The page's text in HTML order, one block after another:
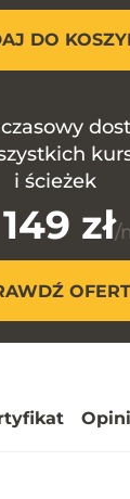
DO
i ścieżek
zł/